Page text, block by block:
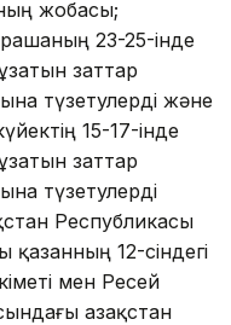
жобасы;
23-25-інде
заттар
түзетулерді және
15-17-інде
заттар
түзетулерді
Республикасы
12-сіндегі
мен Ресей
Қазақстан